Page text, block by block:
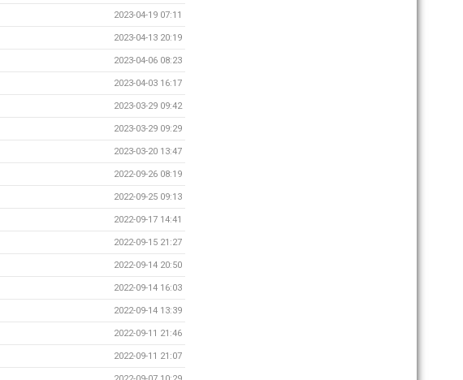
2023-04-19 07:11
2023-04-13 20:19
2023-04-06 08:23
2023-04-03 16:17
2023-03-29 09:42
2023-03-29 09:29
2023-03-20 13:47
2022-09-26 08:19
2022-09-25 09:13
2022-09-17 14:41
2022-09-15 21:27
2022-09-14 20:50
2022-09-14 16:03
2022-09-14 13:39
2022-09-11 21:46
2022-09-11 21:07